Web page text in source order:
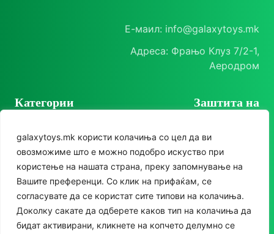
galaxytoys.mk користи колачиња со цел да ви
овозможиме што е можно подобро искуство при
користење на нашата страна, преку запомнување на
Вашите преференци. Со клик на прифаќам, се
согласувате да се користат сите типови на колачиња.
Доколку сакате да одберете каков тип на колачиња да
бидат активирани, кликнете на копчето делумно се
Е-маил: info@galaxytoys.mk
Адреса: Фрањо Клуз 7/2-1,
Аеродром
Категории
Сезонска опрема
Друштвени игри
За двор
Едукативни
Заштита на
Политика на
приватност
Политика за колачиња
Следете нè
Instagram
Facebook